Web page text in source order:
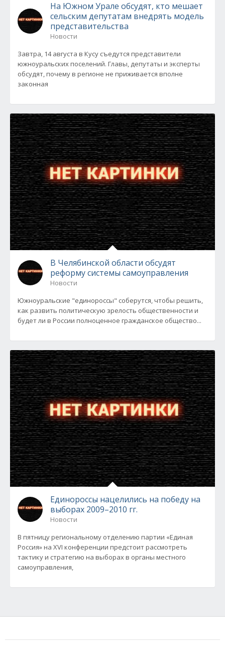
На Южном Урале обсудят, кто мешает
сельским депутатам внедрять модель
представительства
Новости
Завтра, 14 августа в Кусу съедутся представители
южноуральских поселений. Главы, депутаты и эксперты
обсудят, почему в регионе не приживается вполне
законная
В Челябинской области обсудят
реформу системы самоуправления
Новости
Южноуральские "единороссы" соберутся, чтобы решить,
как развить политическую зрелость общественности и
будет ли в России полноценное гражданское общество...
Единороссы нацелились на победу на
выборах 2009–2010 гг.
Новости
В пятницу региональному отделению партии «Единая
Россия» на XVI конференции предстоит рассмотреть
тактику и стратегию на выборах в органы местного
самоуправления,